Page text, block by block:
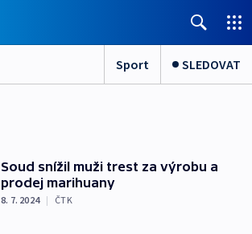
Sport SLEDOVAT
Soud snížil muži trest za výrobu a
prodej marihuany
8. 7. 2024 | ČTK